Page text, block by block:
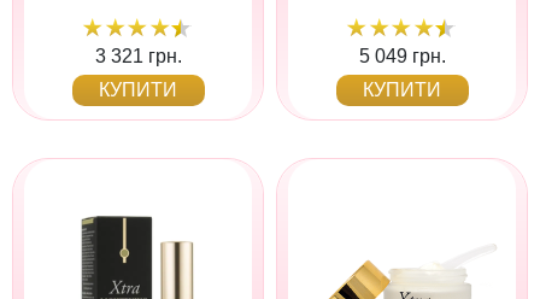
3 321 грн.
КУПИТИ
5 049 грн.
КУПИТИ